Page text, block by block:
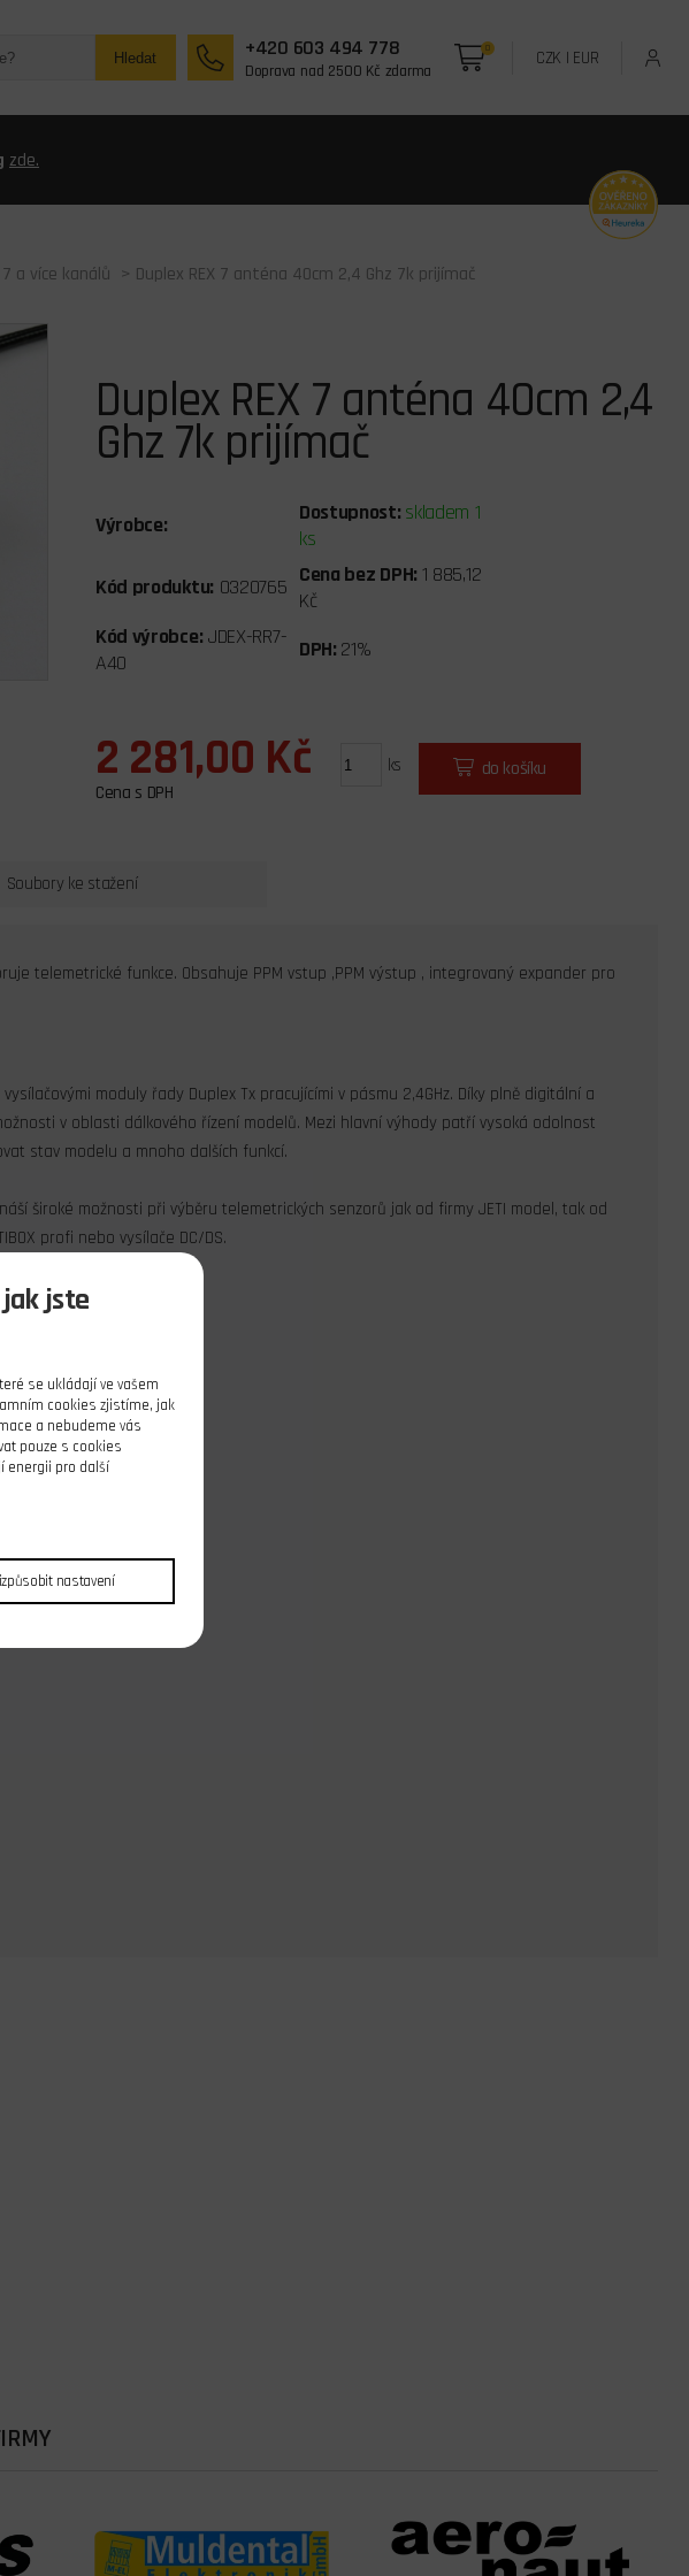
Hledat +420 603 494 778
Doprava nad 2500 Kč zdarma
0 CZK | EUR
zde.
7 a více kanálů > Duplex REX 7 anténa 40cm 2,4 Ghz 7k prijímač
Duplex REX 7 anténa 40cm 2,4
Ghz 7k prijímač
Výrobce: Dostupnost: skladem 1
ks
Kód produktu: 0320765 Cena bez DPH: 1 885,12
Kč
Kód výrobce: JDEX-RR7-
A40
DPH: 21%
2 281,00 Kč
Cena s DPH
ks do košíku
Soubory ke stažení
telemetrické funkce. Obsahuje PPM vstup ,PPM výstup , integrovaný expander pro
moduly řady Duplex Tx pracujícími v pásmu 2,4GHz. Díky plně digitální a
v oblasti dálkového řízení modelů. Mezi hlavní výhody patří vysoká odolnost
stav modelu a mnoho dalších funkcí.
široké možnosti při výběru telemetrických senzorů jak od firmy JETI model, tak od
profi nebo vysílače DC/DS.
Duplex.
jste
se ukládají ve vašem
cookies zjistíme, jak
a nebudeme vás
pouze s cookies
energii pro další
nastavení